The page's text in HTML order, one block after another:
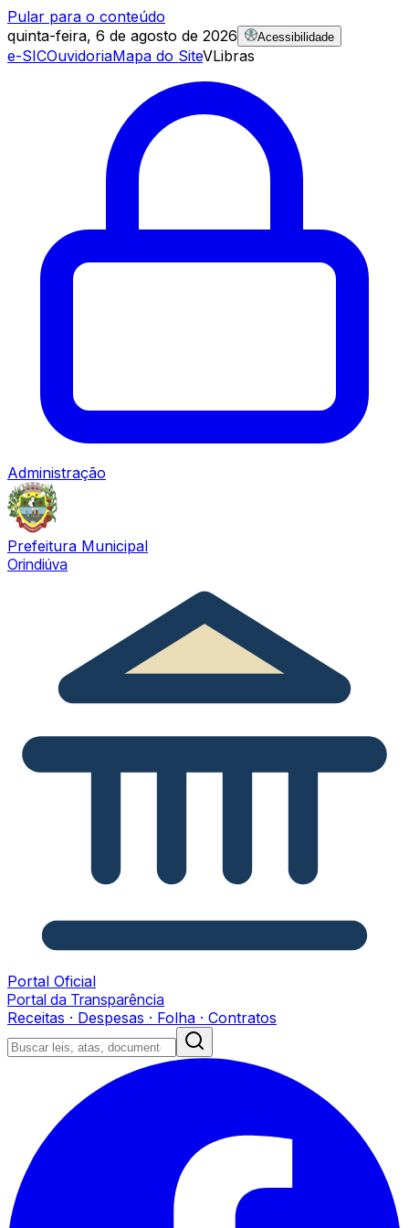
Pular para o conteúdo
quinta-feira, 6 de agosto de 2026
Acessibilidade
e-SICOuvidoriaMapa do SiteVLibras
Administração
Prefeitura Municipal
Orindiúva
Portal Oficial
Portal da Transparência
Receitas · Despesas · Folha · Contratos